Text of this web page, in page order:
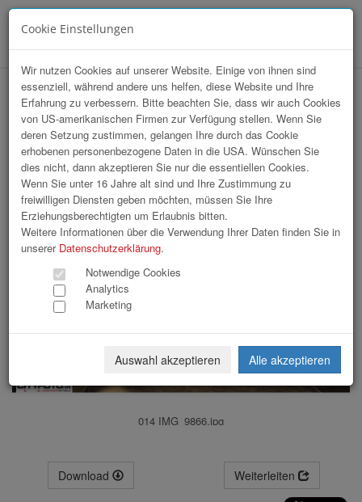
BUA | Verleihung #upperREGION
Awards 2022
014 IMG_9866.jpg
Download Weiterleiten
Cookie Einstellungen
Wir nutzen Cookies auf unserer Website. Einige von ihnen sind
essenziell, während andere uns helfen, diese Website und Ihre
Erfahrung zu verbessern. Bitte beachten Sie, dass wir auch Cookies
von US-amerikanischen Firmen zur Verfügung stellen. Wenn Sie
deren Setzung zustimmen, gelangen Ihre durch das Cookie
erhobenen personenbezogene Daten in die USA. Wünschen Sie
dies nicht, dann akzeptieren Sie nur die essentiellen Cookies.
Wenn Sie unter 16 Jahre alt sind und Ihre Zustimmung zu
freiwilligen Diensten geben möchten, müssen Sie Ihre
Erziehungsberechtigten um Erlaubnis bitten.
Weitere Informationen über die Verwendung Ihrer Daten finden Sie in
unserer Datenschutzerklärung.
Notwendige Cookies
Analytics
Marketing
Auswahl akzeptieren Alle akzeptieren